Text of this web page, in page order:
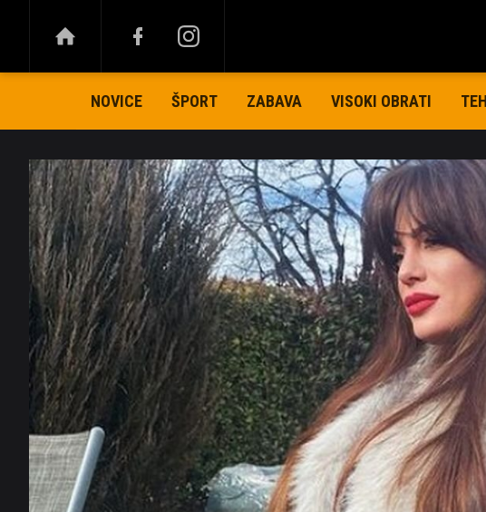
NOVICE ŠPORT ZABAVA VISOKI OBRATI